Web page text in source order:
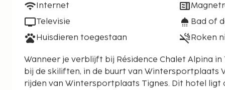
Internet
Televisie
Huisdieren toegestaan
Bad of
Roken
Wanneer je verblijft bij Résidence Chalet Alpina in
bij de skiliften, in de buurt van Wintersportplaats
rijden van Wintersportplaats Tignes. Dit hotel ligt op 46,7 km van Villards